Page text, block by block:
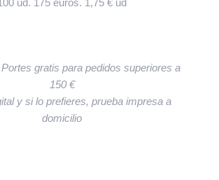
ud. 175 euros. 1,75 € ud
Portes gratis para pedidos superiores a
150 €
y si lo prefieres, prueba impresa a
domicilio